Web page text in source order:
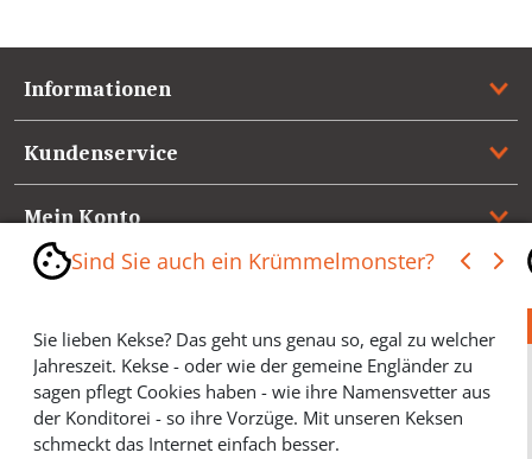
Informationen
Kundenservice
Mein Konto
Referenzen
Medienspiegel & Presseinformationen
*** Vertrag widerrufen ***
Sind Sie auch ein Krümmelmonster?
Sie lieben Kekse? Das geht uns genau so, egal zu welcher
Jahreszeit. Kekse - oder wie der gemeine Engländer zu
sagen pflegt Cookies haben - wie ihre Namensvetter aus
der Konditorei - so ihre Vorzüge. Mit unseren Keksen
schmeckt das Internet einfach besser.